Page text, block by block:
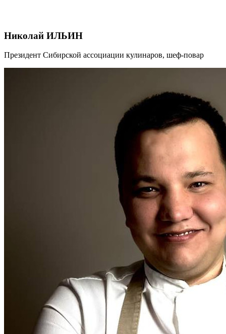
Николай ИЛЬИН
Президент Сибирской ассоциации кулинаров, шеф-повар